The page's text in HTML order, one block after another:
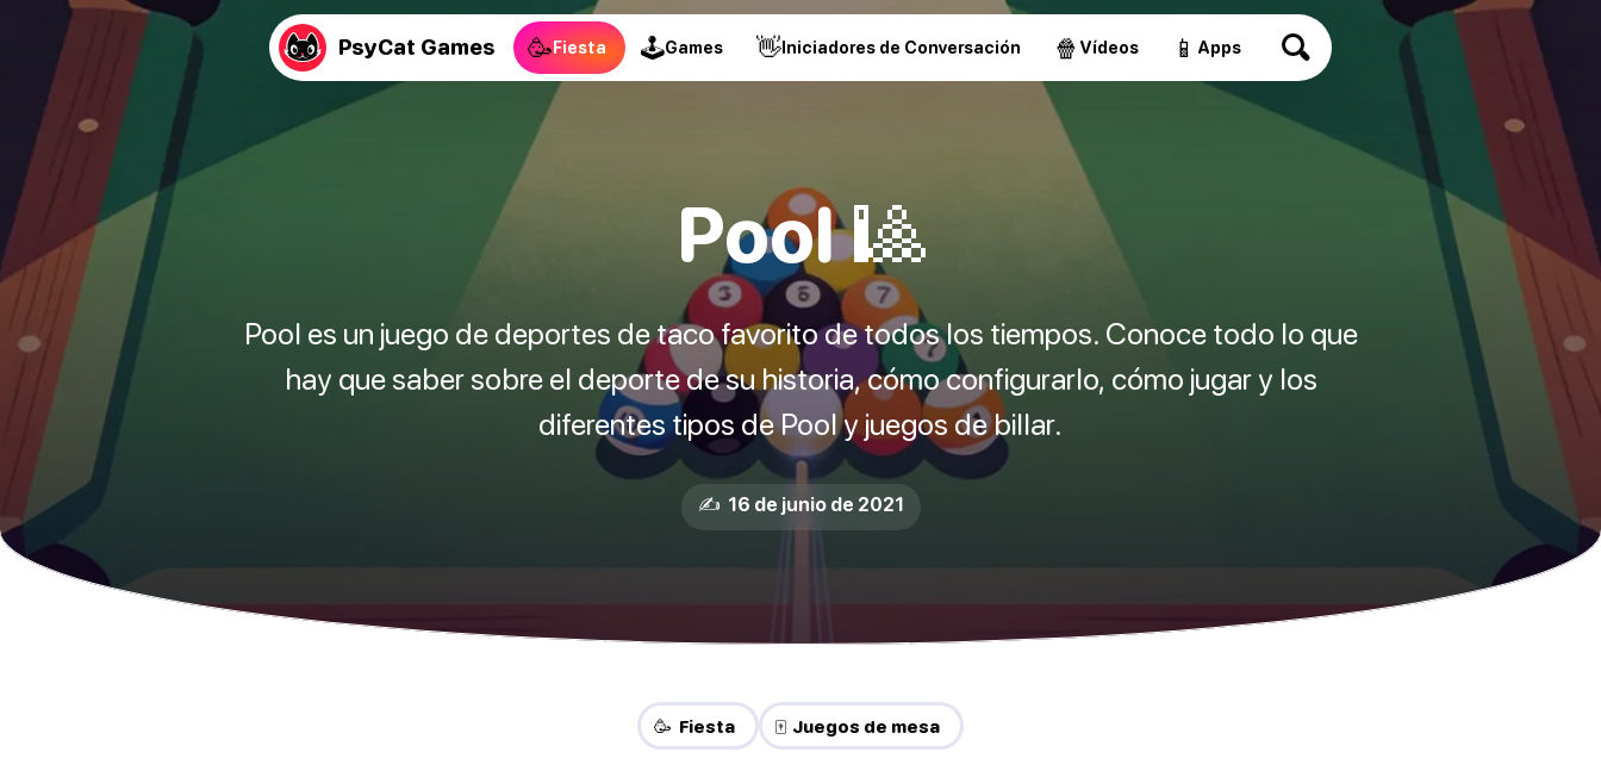
PsyCat Games 🥳Fiesta 🕹Games 👋Iniciadores de Conversación 🍿 Vídeos 📱 Apps
Pool 🎱
Pool es un juego de deportes de taco favorito de todos los tiempos. Conoce todo lo que
hay que saber sobre el deporte de su historia, cómo configurarlo, cómo jugar y los
diferentes tipos de Pool y juegos de billar.
✍️ 16 de junio de 2021
🥳 Fiesta 🀄 Juegos de mesa